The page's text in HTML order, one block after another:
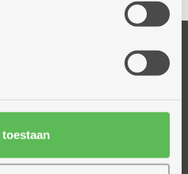
combineren met andere